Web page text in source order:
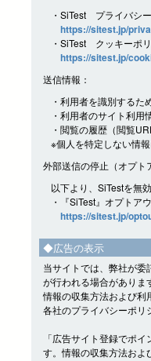
・SiTest プライバシ
https://sitest.jp/
・SiTest クッキーポ
https://sitest.jp/
送信情報：
・利用者を識別するた
・利用者のサイト利用
・閲覧の履歴（閲覧
※個人を特定しない情
外部送信の停止（オプト
以下より、SiTestを無
・『SiTest』オプトア
https://sitest.jp/
◆広告の表示
当サイトでは、弊社が
が行われる場合がありま
情報の収集方法および利
各社のプライバシーポリ
「広告サイト登録でポ
す。情報の収集方法およ